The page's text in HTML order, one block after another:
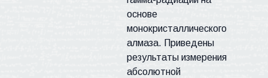
основе
монокристаллического
алмаза. Приведены
результаты измерения
абсолютной